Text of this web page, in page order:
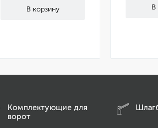
Комплектующие для
ворот